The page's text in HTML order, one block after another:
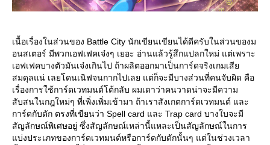
เนื้อเรื่องในส่วนของ Battle City นักเขียนเขียนได้ดีครับในส่วนของม
อนสเตอร์ มีพวกเอฟเฟคเจ๋งๆ เยอะ อ่านแล้วรู้สึกแปลกใหม่ แต่เพราะ
เอฟเฟคบางตัวมันเจ๋งเกินไป ถ้าผลิตออกมาเป็นการ์ดจริงเกมเสี
สมดุลแน่ เลยโดนเนิฟจนกากไปเลย แต่ก็จะมีบางส่วนที่คนจับผิด คือ
เรื่องการใช้การ์ดเวทมนต์โต้กลับ ผมเดาว่าคนวาดน่าจะมีความ
สับสนในกฎใหม่ๆ ที่เพิ่งเพิ่มเข้ามา ถ้าเราสังเกตการ์ดเวทมนต์ และ
การ์ดกับดัก ตรงที่เขียนว่า Spell card และ Trap card บางใบจะมี
สัญลักษณ์พิเศษอยู่ ซึ่งสัญลักษณ์เหล่านี้แหละเป็นสัญลักษณ์ในการ
บ่งประเภทของการ์ดเวทมนต์หรือการ์ดกับดักนั้นๆ แต่ในช่วงเวลา